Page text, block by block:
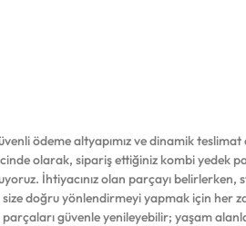
ödeme altyapımız ve dinamik teslimat
olarak, sipariş ettiğiniz kombi
İhtiyacınız olan parçayı
doğru yönlendirmeyi yapmak için her
güvenle yenileyebilir; yaşam